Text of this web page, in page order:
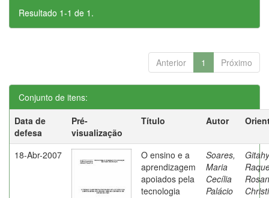
Resultado 1-1 de 1.
Anterior 1 Próximo
Conjunto de itens:
Data de
defesa
Pré-
visualização
Título Autor
18-Abr-2007
O ensino e a
aprendizagem
apoiados pela
tecnologia
Soares,
Maria
Cecília
Palácio
Rosan